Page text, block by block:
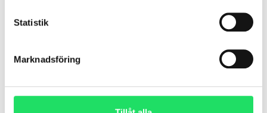
Statistik
Marknadsföring
A8 – Välbefinnande på